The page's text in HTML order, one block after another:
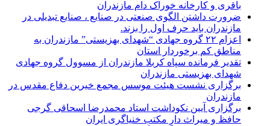
باقری و کارخانه خوراک دام مازندران
ضرورت داشتن الگوی صنعتی در صنایع ، صنایع تبدیلی در
مازندران باید حرف اول را بزند.
اعزام ۲۲ گروه جهادی “شهدای بهزیستی” مازندران به
مناطق کم برخوردار استان
تقدیر فرمانده سپاه کربلا مازندران از مسوول گروه جهادی
شهدای بهزیستی مازندران
برگزاری نشست هیئت موسس مجمع خیرین دفاع مقدس در
مازندران
برگزاری آیین نکوداشت استاد محمدرضا اسحاقی گرجی
حافظ و میراث دارِ مکتب خنیاگری ایران